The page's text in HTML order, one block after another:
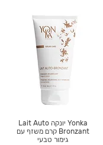
Yonka יונקה Lait Auto
Bronzant קרם משזף עם
גימור טבעי